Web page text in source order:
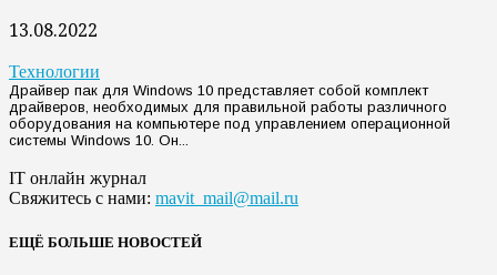
13.08.2022
Технологии
Драйвер пак для Windows 10 представляет собой комплект
драйверов, необходимых для правильной работы различного
оборудования на компьютере под управлением операционной
системы Windows 10. Он...
IT онлайн журнал
Свяжитесь с нами: mavit_mail@mail.ru
ЕЩЁ БОЛЬШЕ НОВОСТЕЙ